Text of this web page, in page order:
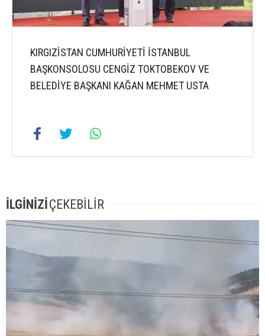
KIRGIZİSTAN CUMHURİYETİ İSTANBUL
BAŞKONSOLOSU CENGİZ TOKTOBEKOV VE
BELEDİYE BAŞKANI KAĞAN MEHMET USTA
İLGİNİZİÇEKEBİLİR